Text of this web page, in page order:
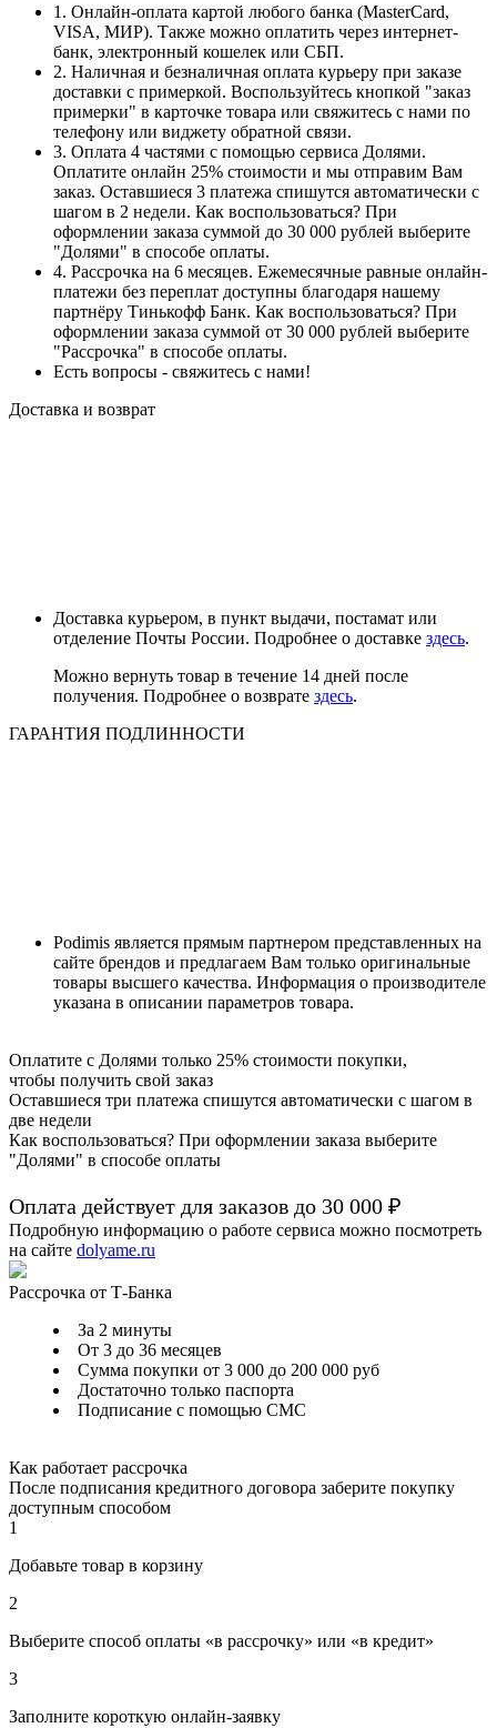
1. Онлайн-оплата картой любого банка (MasterCard,
VISA, МИР). Также можно оплатить через интернет-
банк, электронный кошелек или СБП.
2. Наличная и безналичная оплата курьеру при заказе
доставки с примеркой. Воспользуйтесь кнопкой "заказ
примерки" в карточке товара или свяжитесь с нами по
телефону или виджету обратной связи.
3. Оплата 4 частями с помощью сервиса Долями.
Оплатите онлайн 25% стоимости и мы отправим Вам
заказ. Оставшиеся 3 платежа спишутся автоматически с
шагом в 2 недели. Как воспользоваться? При
оформлении заказа суммой до 30 000 рублей выберите
"Долями" в способе оплаты.
4. Рассрочка на 6 месяцев. Ежемесячные равные онлайн-
платежи без переплат доступны благодаря нашему
партнёру Тинькофф Банк. Как воспользоваться? При
оформлении заказа суммой от 30 000 рублей выберите
"Рассрочка" в способе оплаты.
Есть вопросы - свяжитесь с нами!
Доставка и возврат
Доставка курьером, в пункт выдачи, постамат или
отделение Почты России. Подробнее о доставке здесь.
Можно вернуть товар в течение 14 дней после
получения. Подробнее о возврате здесь.
ГАРАНТИЯ ПОДЛИННОСТИ
Podimis является прямым партнером представленных на
сайте брендов и предлагаем Вам только оригинальные
товары высшего качества. Информация о производителе
указана в описании параметров товара.
Оплатите с Долями только 25% стоимости покупки,
чтобы получить свой заказ
Оставшиеся три платежа спишутся автоматически с шагом в
две недели
Как воспользоваться? При оформлении заказа выберите
"Долями" в способе оплаты
Оплата действует для заказов до 30 000 ₽
Подробную информацию о работе сервиса можно посмотреть
на сайте dolyame.ru
Рассрочка от Т-Банка
За 2 минуты
От 3 до 36 месяцев
Сумма покупки от 3 000 до 200 000 руб
Достаточно только паспорта
Подписание с помощью СМС
Как работает рассрочка
После подписания кредитного договора заберите покупку
доступным способом
1
Добавьте товар в корзину
2
Выберите способ оплаты «в рассрочку» или «в кредит»
3
Заполните короткую онлайн-заявку